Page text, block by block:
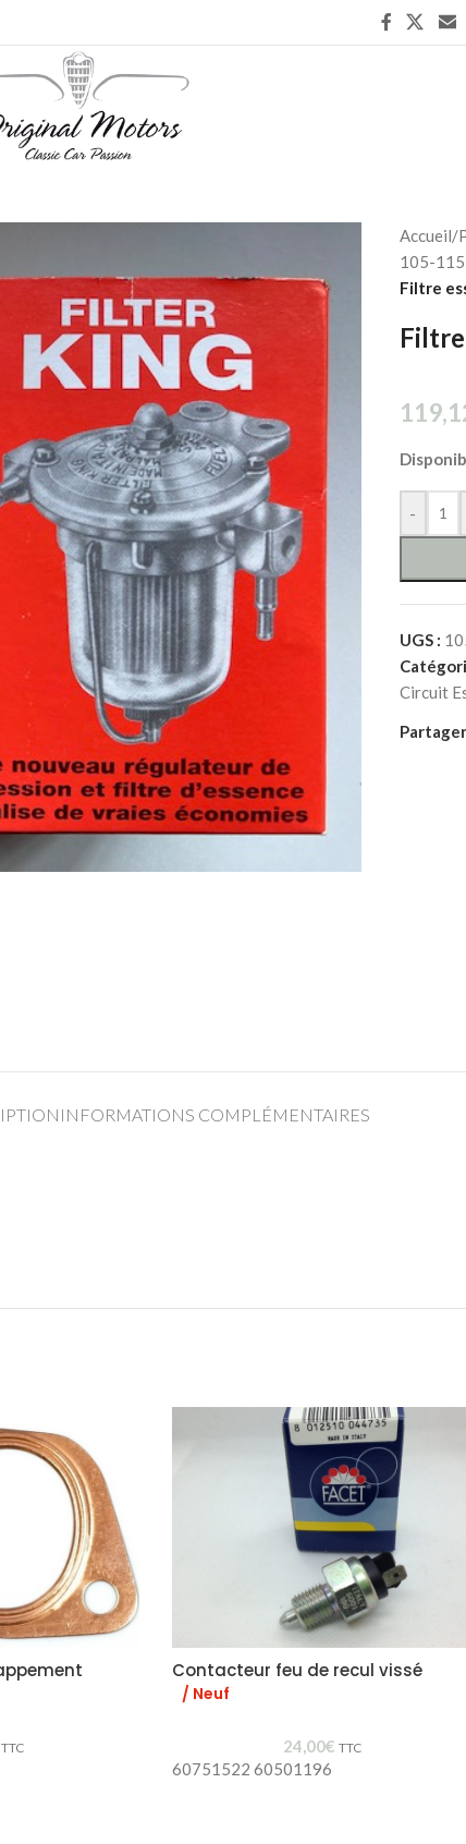
Accueil/
105-
Filtre
-
UGS :
Circuit
INFORMATIONS COMPLÉMENTAIRES
TTC
Contacteur feu de recul vissé
/ Neuf
24,00€ TTC
60751522 60501196